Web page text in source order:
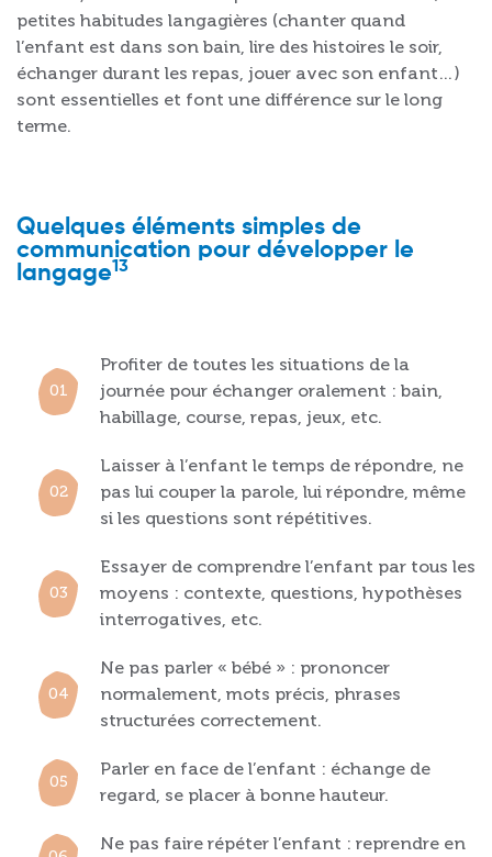
petites habitudes langagières (chanter quand
l’enfant est dans son bain, lire des histoires le soir,
échanger durant les repas, jouer avec son enfant…)
sont essentielles et font une différence sur le long
terme.
Quelques éléments simples de
communication pour développer le
langage13
Profiter de toutes les situations de la
journée pour échanger oralement : bain,
habillage, course, repas, jeux, etc.
Laisser à l’enfant le temps de répondre, ne
pas lui couper la parole, lui répondre, même
si les questions sont répétitives.
Essayer de comprendre l’enfant par tous les
moyens : contexte, questions, hypothèses
interrogatives, etc.
Ne pas parler « bébé » : prononcer
normalement, mots précis, phrases
structurées correctement.
Parler en face de l’enfant : échange de
regard, se placer à bonne hauteur.
Ne pas faire répéter l’enfant : reprendre en